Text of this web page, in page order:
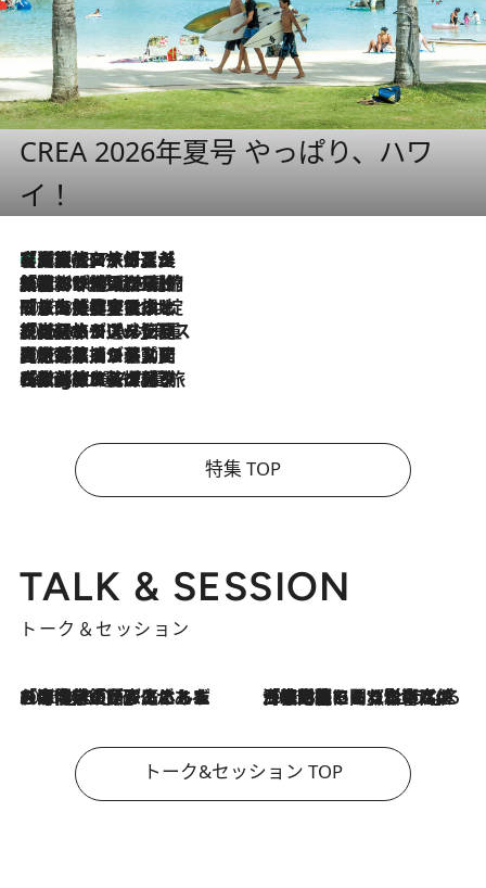
CREA 2026年夏号 やっぱり、ハワ
イ！
2026.8.7
【厳選旅コスメ】「多機能アイテムがメイン！」旅好き美容エディターが選んだ夏旅ベストコスメを発表【Mサイズジップ】
2026.8.6
「荷物が増えるほど旅ストレスは増す」美容ジャーナリストがたどり着いた最終結論。“化粧品を劇的に減らす”感動の凝縮美容とは
2026.8.6
「旅先には金髪ウィッグを持参」日本と同じメイクでは損してる!? 美容ジャーナリストが提案する“掟破りの旅美容”とは
2026.8.6
【厳選旅コスメ】「身軽さ＆UV対策重視！」ヘアアーティストshucoが選んだ夏旅ベストコスメを発表【Mサイズジップ】
2026.8.5
【厳選旅コスメ】国内をあちこち移動する河井菜摘が選んだ夏旅ベストコスメ発表！「リラックスアイテムはマスト」【Mサイズジップ】
2026.8.4
【厳選旅コスメ】「紫外線＆乾燥対策しながらメイク感も！」ヘア＆メイクGeorgeが選んだ夏旅ベストコスメを発表！【Mサイズジップ】
特集 TOP
TALK & SESSION
トーク＆セッション
2026.8.3
「今後値上げがあるとすれば…」「リスクがあるのは今年の冬」エネルギー専門家が語る、ホルムズ海峡封鎖が家庭にもたらす“ある心配” 2026.8.3
「住宅建てられない…」「サーチャージ料の高値が続いている」ホルムズ海峡封鎖による影響はいつまで続く？《エネルギー専門家に聞く“どうなる日本の暮らし”》
トーク&セッション TOP